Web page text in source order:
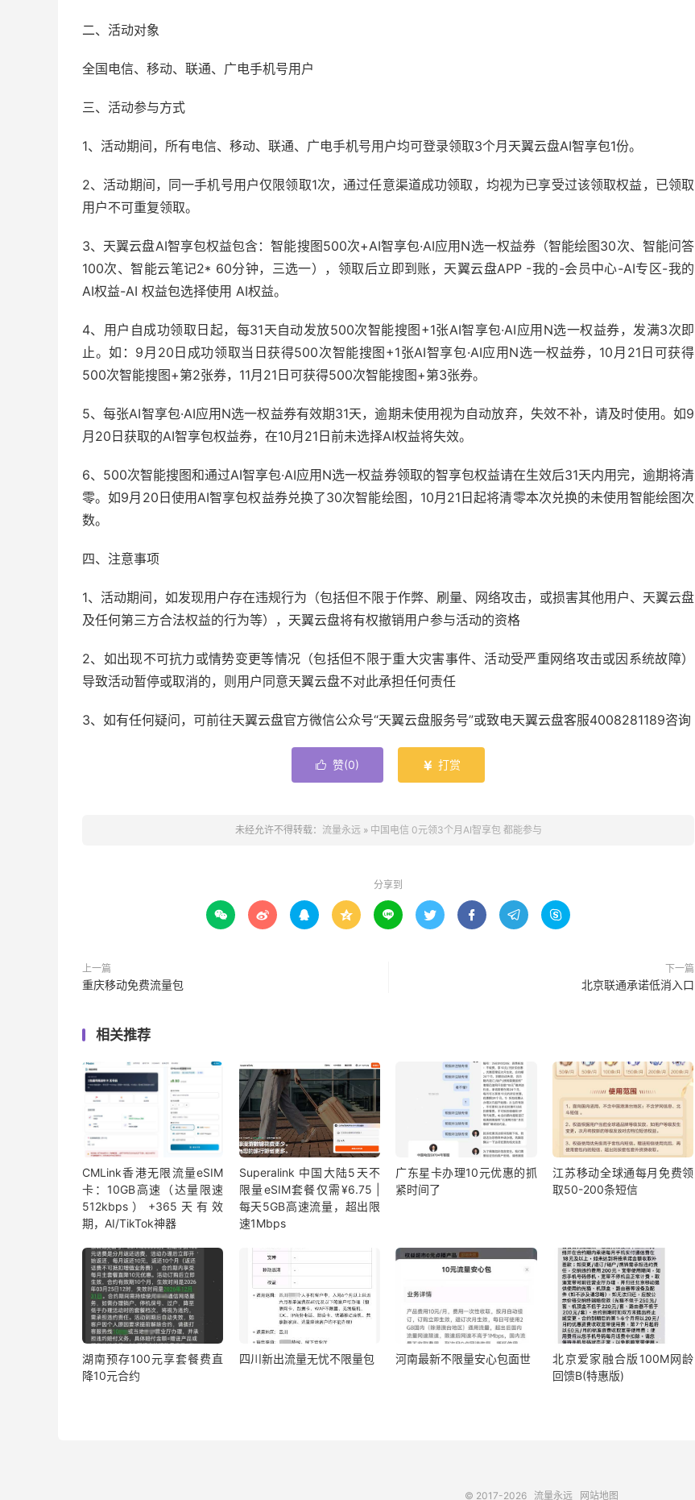
二、活动对象
全国电信、移动、联通、广电手机号用户
三、活动参与方式
1、活动期间，所有电信、移动、联通、广电手机号用户均可登录领取3个月天翼云盘AI智享包1份。
2、活动期间，同一手机号用户仅限领取1次，通过任意渠道成功领取，均视为已享受过该领取权益，已领取
用户不可重复领取。
3、天翼云盘AI智享包权益包含：智能搜图500次+AI智享包·AI应用N选一权益券（智能绘图30次、智能问答
100次、智能云笔记2* 60分钟，三选一），领取后立即到账，天翼云盘APP -我的-会员中心-AI专区-我的
AI权益-AI 权益包选择使用 AI权益。
4、用户自成功领取日起，每31天自动发放500次智能搜图+1张AI智享包·AI应用N选一权益券，发满3次即
止。如：9月20日成功领取当日获得500次智能搜图+1张AI智享包·AI应用N选一权益券，10月21日可获得
500次智能搜图+第2张券，11月21日可获得500次智能搜图+第3张券。
5、每张AI智享包·AI应用N选一权益券有效期31天，逾期未使用视为自动放弃，失效不补，请及时使用。如9
月20日获取的AI智享包权益券，在10月21日前未选择AI权益将失效。
6、500次智能搜图和通过AI智享包·AI应用N选一权益券领取的智享包权益请在生效后31天内用完，逾期将清
零。如9月20日使用AI智享包权益券兑换了30次智能绘图，10月21日起将清零本次兑换的未使用智能绘图次
数。
四、注意事项
1、活动期间，如发现用户存在违规行为（包括但不限于作弊、刷量、网络攻击，或损害其他用户、天翼云盘
及任何第三方合法权益的行为等），天翼云盘将有权撤销用户参与活动的资格
2、如出现不可抗力或情势变更等情况（包括但不限于重大灾害事件、活动受严重网络攻击或因系统故障）
导致活动暂停或取消的，则用户同意天翼云盘不对此承担任何责任
3、如有任何疑问，可前往天翼云盘官方微信公众号“天翼云盘服务号”或致电天翼云盘客服4008281189咨询
 赞(0)  打赏
未经允许不得转载： 流量永远 » 中国电信 0元领3个月AI智享包 都能参与
分享到
        
上一篇
重庆移动免费流量包
下一篇
北京联通承诺低消入口
相关推荐
CMLink香港无限流量eSIM
卡：10GB高速（达量限速
512kbps）+365天有效
期，AI/TikTok神器
Superalink 中国大陆5天不
限量eSIM套餐仅需¥6.75 |
每天5GB高速流量，超出限
速1Mbps
广东星卡办理10元优惠的抓
紧时间了
江苏移动全球通每月免费领
取50-200条短信
湖南预存100元享套餐费直
降10元合约
四川新出流量无忧不限量包 河南最新不限量安心包面世
北京爱家融合版100M网龄
回馈B(特惠版)
© 2017-2026 流量永远 网站地图